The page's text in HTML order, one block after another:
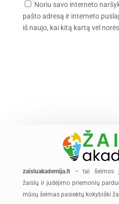
Noriu savo interneto
pašto adresą ir interneto
iš naujo, kai kitą kartą vėl
zaisluakademija.lt
– tai šeimos
žaislų ir judėjimo priemonių
mūsų šeimas pasiektų kokybiški